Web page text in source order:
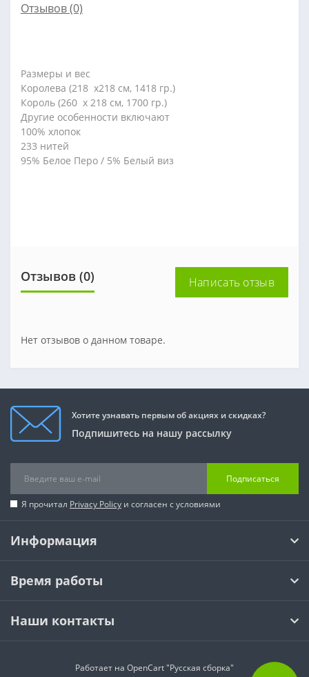
Отзывов (0)
Размеры и вес
Королева (218 х218 см, 1418 гр.)
Король (260 х 218 см, 1700 гр.)
Другие особенности включают
100% хлопок
233 нитей
95% Белое Перо / 5% Белый виз
Отзывов (0) Написать отзыв
Нет отзывов о данном товаре.
Хотите узнавать первым об акциях и скидках?
Подпишитесь на нашу рассылку
Подписаться
Я прочитал Privacy Policy и согласен с условиями
Информация
Время работы
Наши контакты
Работает на OpenCart "Русская сборка"